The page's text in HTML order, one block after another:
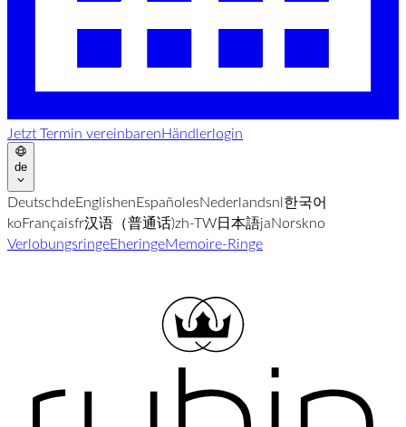
Jetzt Termin vereinbarenHändlerlogin
de
DeutschdeEnglishenEspañolesNederlandsnl한국어
koFrançaisfr汉语（普通话)zh-TW日本語jaNorskno
VerlobungsringeEheringeMemoire-Ringe